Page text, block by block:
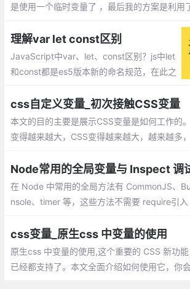
是使用一个临时变量了 ，最后我的方案是利用
理解var let const区别
JavaScript中var、let、const区别？js中let
和const都是es5版本新的命名规范，在此之
t和const看做是为了弥补var的一些不足而新
设计出来的
css自定义变量_初次接触CSS变量
本文的目的主要是展示CSS变量是如何工作的
变得越来越大，CSS变得越来越大，越来越多
复出现的CSS属性的机制。
Node常用的全局变量与 Inspect 调
在 Node 中常用的全局方法有 CommonJS、
nsole、timer 等，这些方法不需要 require引
的global对象上：
css变量_原生css 中变量的使用
原生css 中变量的使用,这个重要的 CSS 新功
已经都支持了。本文全面介绍如何使用它，你